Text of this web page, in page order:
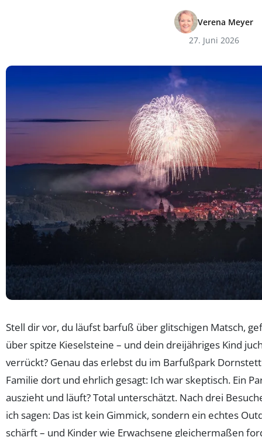
Verena Meyer
27. Juni 2026
Stell dir vor, du läufst barfuß über glitschigen Matsch,
über spitze Kieselsteine – und dein dreijähriges Kind
verrückt? Genau das erlebst du im Barfußpark
Familie dort und ehrlich gesagt: Ich war skeptisch. Ein
auszieht und läuft? Total unterschätzt. Nach drei
ich sagen: Das ist kein Gimmick, sondern ein echtes
schärft – und Kinder wie Erwachsene gleichermaßen